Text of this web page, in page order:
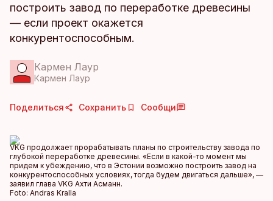
построить завод по переработке древесины
— если проект окажется
конкурентоспособным.
Кармен Лаур
Кармен Лаур
Поделиться Сохранить Сообщи
VKG продолжает прорабатывать планы по строительству завода по
глубокой переработке древесины. «Если в какой-то момент мы
придем к убеждению, что в Эстонии возможно построить завод на
конкурентоспособных условиях, тогда будем двигаться дальше», —
заявил глава VKG Ахти Асманн.
Foto: Andras Kralla